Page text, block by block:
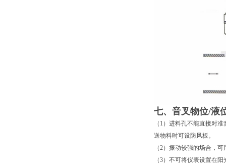
七、音叉物位/液
（1）进料孔不能直接对
送物料时可设防风板。
（2）振动较强的场合，
（3）不可将仪表设置在